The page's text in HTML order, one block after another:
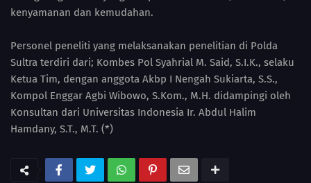
kenyamanan dan kemudahan.
Personel peneliti yang melaksanakan penelitian di Polda
Sultra terdiri dari; Kombes Pol Syahrial M. Said, S.I.K., selaku
Ketua Tim, dengan anggota Akbp I Nengah Sukiarta, S.S.,
Kompol Enggar Agbi Wibowo, S.Kom., M.H. didampingi oleh
Konsultan dari Universitas Indonesia Ir. Abdul Halim
Hamdany, S.T., M.T. (*)